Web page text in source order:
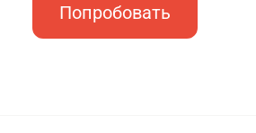
Попробовать